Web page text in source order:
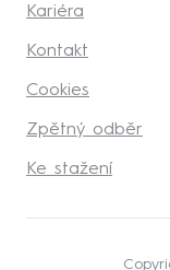
Kariéra
Kontakt
Cookies
Zpětný odběr
Ke stažení